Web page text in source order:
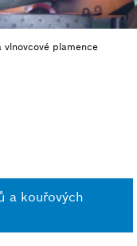
plamence
a kouřových